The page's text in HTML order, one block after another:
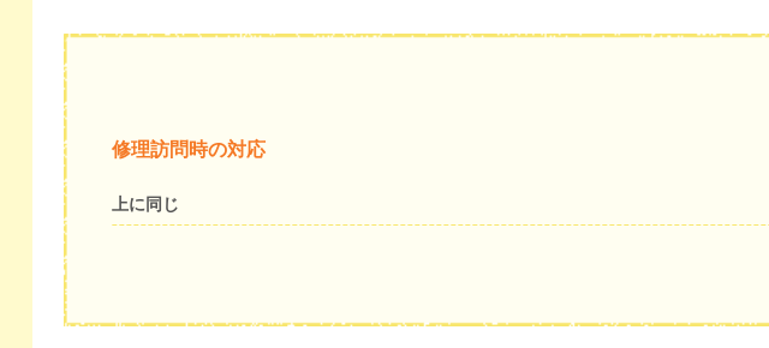
修理訪問時の対応
上に同じ